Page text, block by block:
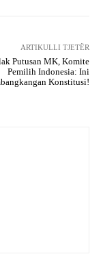
ARTIKULLI TJETËR
Putusan MK, Komite
Pemilih Indonesia: Ini
Konstitusi!